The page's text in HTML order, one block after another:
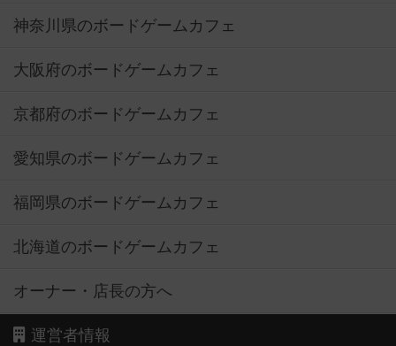
神奈川県のボードゲームカフェ
大阪府のボードゲームカフェ
京都府のボードゲームカフェ
愛知県のボードゲームカフェ
福岡県のボードゲームカフェ
北海道のボードゲームカフェ
オーナー・店長の方へ
運営者情報